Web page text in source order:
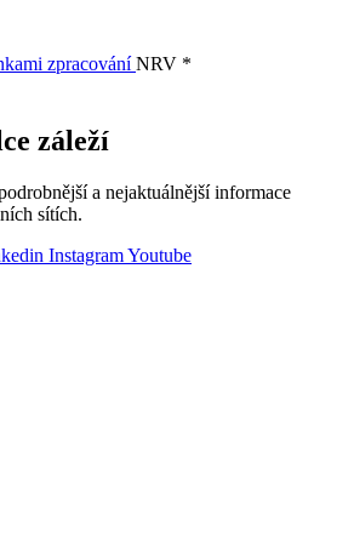
zpracováníNRV *
záleží
a nejaktuálnější informace
sítích.
InstagramYoutube